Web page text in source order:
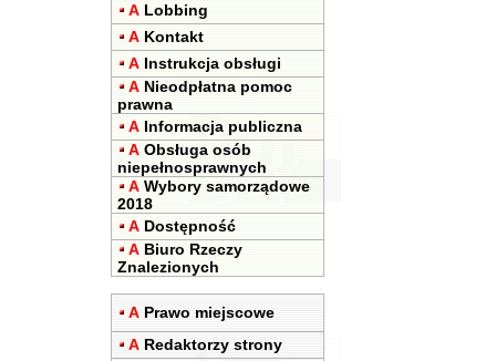
A Lobbing
A Kontakt
A Instrukcja obsługi
A Nieodpłatna pomoc
prawna
A Informacja publiczna
A Obsługa osób
niepełnosprawnych
A Wybory samorządowe
2018
A Dostępność
A Biuro Rzeczy
Znalezionych
A Prawo miejscowe
A Redaktorzy strony